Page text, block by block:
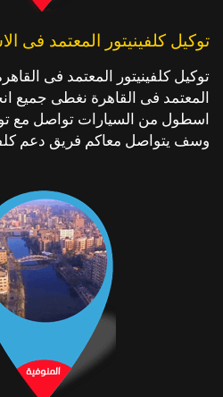
توكيل كلفينيتور المعتمد فى
توكيل كلفينيتور المعتمد فى
المعتمد فى القاهرة نغطى جميع
اسطول من السيارات تواصل مع
وسف يتواصل معاكم فريق دعم